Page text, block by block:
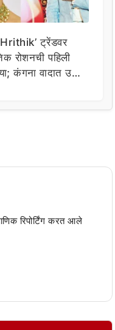
ट्रेंडवर
रोशनची पहिली
कंगना वादात उडी
रिपोर्टिंग करत आले